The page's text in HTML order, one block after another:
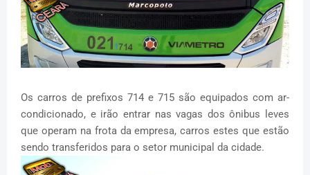
Os carros de prefixos 714 e 715 são equipados com ar-
condicionado, e irão entrar nas vagas dos ônibus leves
que operam na frota da empresa, carros estes que estão
sendo transferidos para o setor municipal da cidade.